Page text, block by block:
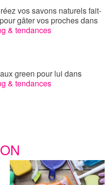
vos savons naturels fait-
gâter vos prochesdans
& tendances
green pour luidans
& tendances